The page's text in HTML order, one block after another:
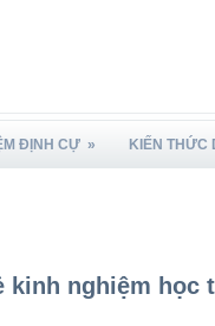
ĐỊNH CỰ » KIẾN THỨC
kinh nghiệm học